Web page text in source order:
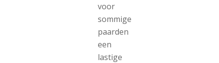
voor
sommige
paarden
een
lastige